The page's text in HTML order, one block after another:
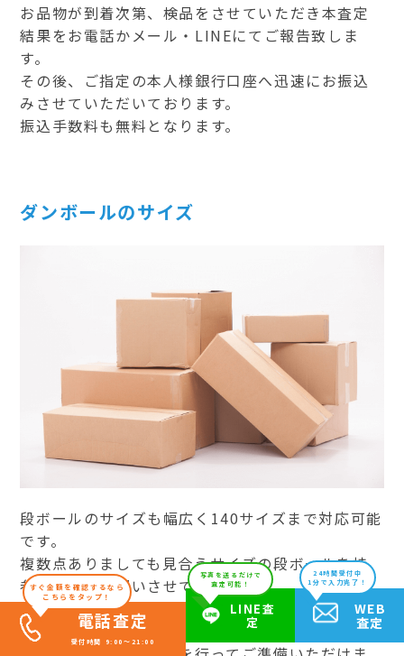
お品物が到着次第、検品をさせていただき本査定
結果をお電話かメール・LINEにてご報告致しま
す。
その後、ご指定の本人様銀行口座へ迅速にお振込
みさせていただいております。
振込手数料も無料となります。
ダンボールのサイズ
段ボールのサイズも幅広く140サイズまで対応可能
です。
複数点ありましても見合うサイズの段ボールを持
参しご集荷お伺いさせて頂きます。
※テレビやモニターなど140サイズ以上のお品物も
すぐ金額を確認するなら
こちらをタップ！
電話査定
受付時間 9:00～21:00
写真を送るだけで
査定可能！
LINE査
定
24時間受付中
1分で入力完了！
WEB
査定